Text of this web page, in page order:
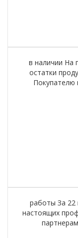
в наличии На
остатки
Покупателю
работы За 22
настоящих